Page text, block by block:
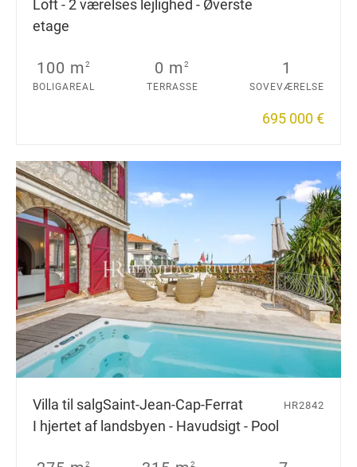
Loft - 2 værelses lejlighed - Øverste
etage
100 m2
BOLIGAREAL
0 m2
TERRASSE
1
SOVEVÆRELSE
695 000 €
Villa til salgSaint-Jean-Cap-Ferrat
I hjertet af landsbyen - Havudsigt - Pool
HR2842
2 2